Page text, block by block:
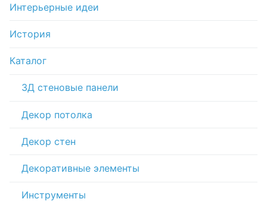
Интерьерные идеи
История
Каталог
3Д стеновые панели
Декор потолка
Декор стен
Декоративные элементы
Инструменты